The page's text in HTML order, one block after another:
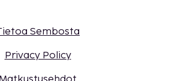
Sembosta
Privacy Policy